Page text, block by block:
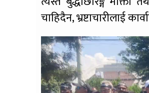
चाहिदैन, भ्रष्टाचारीलाई